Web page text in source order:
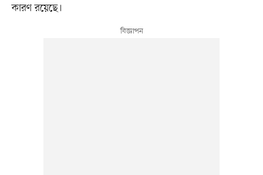
কারণ রয়েছে।